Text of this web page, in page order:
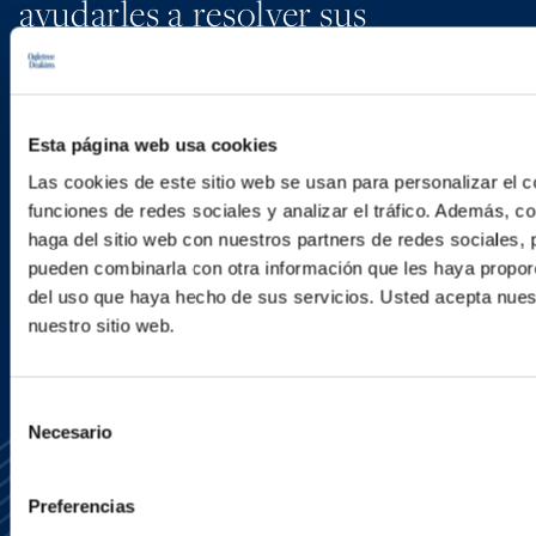
Esta página web usa cookies
Las cookies de este sitio web se usan para personalizar el
funciones de redes sociales y analizar el tráfico. Además,
haga del sitio web con nuestros partners de redes sociales,
pueden combinarla con otra información que les haya
del uso que haya hecho de sus servicios. Usted acepta
nuestro sitio web.
de
consentimiento
Necesario
Preferencias
ayudarles a resolver sus
cuestiones legales laborales.
CONTACTO
ABOGADOS
OFICINAS